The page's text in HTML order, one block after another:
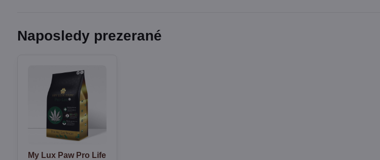
Naposledy prezerané
My Lux Paw Pro Life